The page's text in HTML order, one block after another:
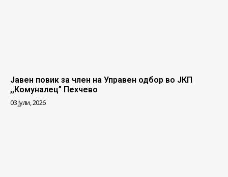
Јавен повик за член на Управен одбор во ЈКП
,,Комуналец” Пехчево
03 Јули, 2026